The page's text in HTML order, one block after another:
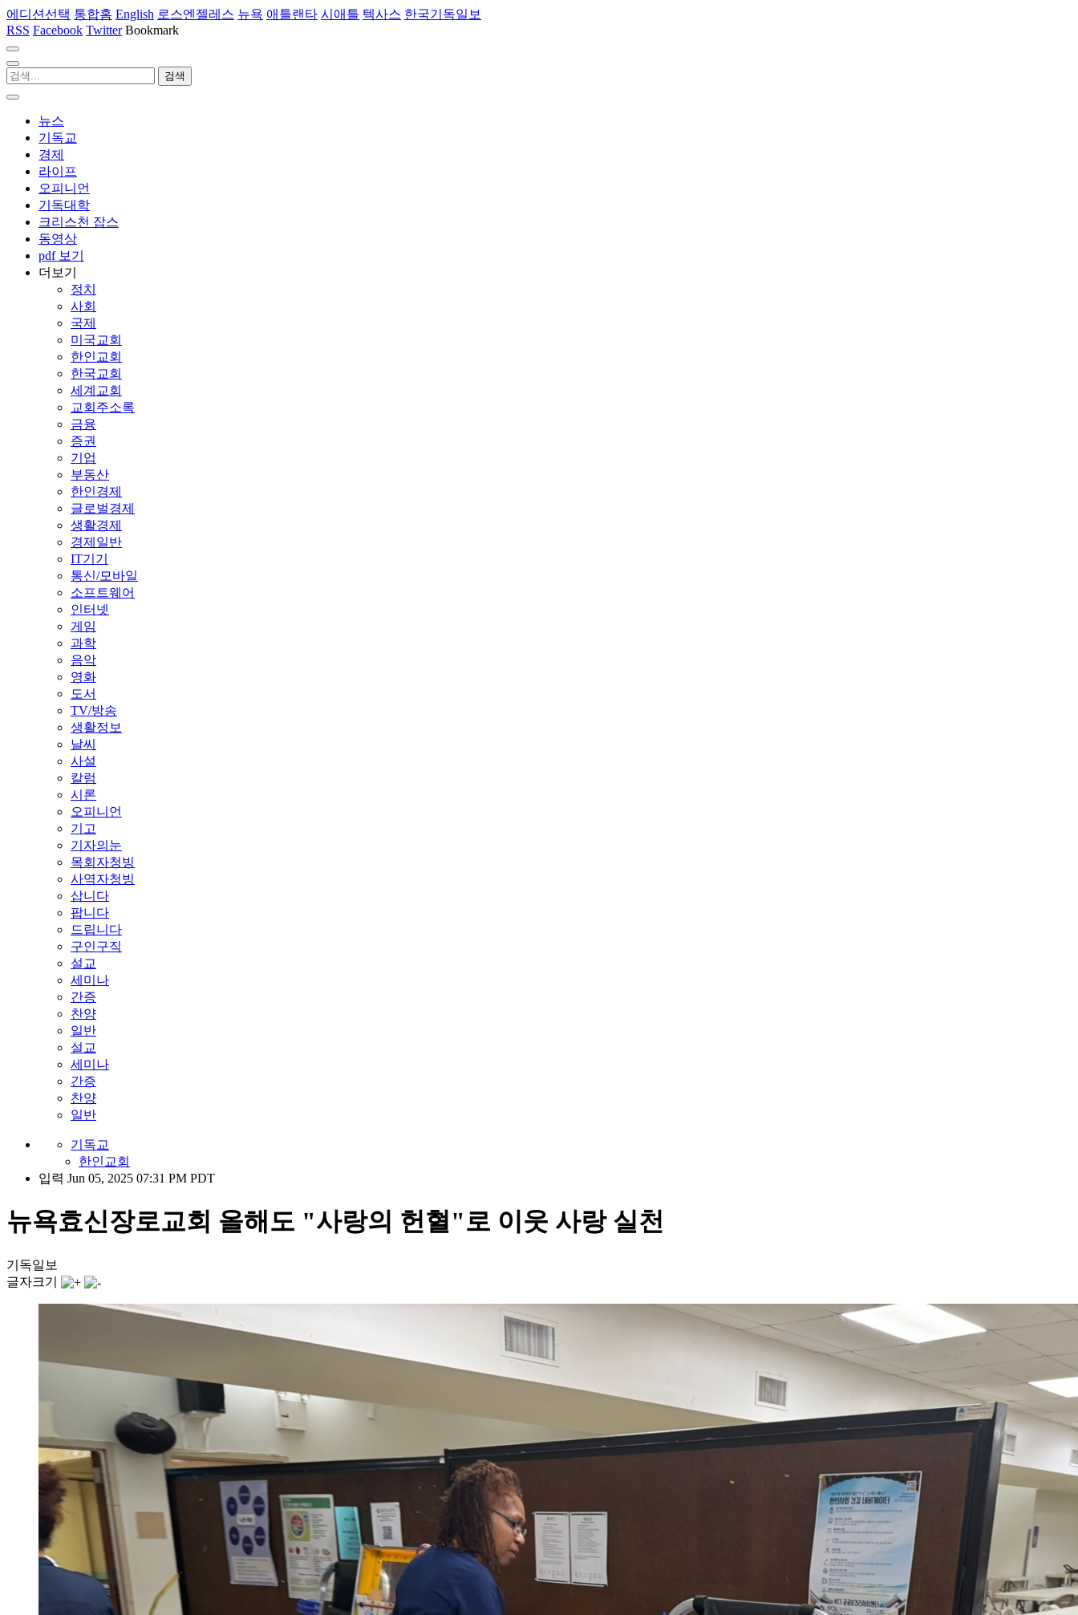
에디션선택 통합홈 English 로스엔젤레스 뉴욕 애틀랜타 시애틀 텍사스 한국기독일보
RSS Facebook Twitter Bookmark
뉴스
기독교
경제
라이프
오피니언
기독대학
크리스천 잡스
동영상
pdf 보기
더보기
정치
사회
국제
미국교회
한인교회
한국교회
세계교회
교회주소록
금융
증권
기업
부동산
한인경제
글로벌경제
생활경제
경제일반
IT기기
통신/모바일
소프트웨어
인터넷
게임
과학
음악
영화
도서
TV/방송
생활정보
날씨
사설
칼럼
시론
오피니언
기고
기자의눈
목회자청빙
사역자청빙
삽니다
팝니다
드립니다
구인구직
설교
세미나
간증
찬양
일반
설교
세미나
간증
찬양
일반
기독교
한인교회
입력 Jun 05, 2025 07:31 PM PDT
뉴욕효신장로교회 올해도 "사랑의 헌혈"로 이웃 사랑 실천
기독일보
글자크기